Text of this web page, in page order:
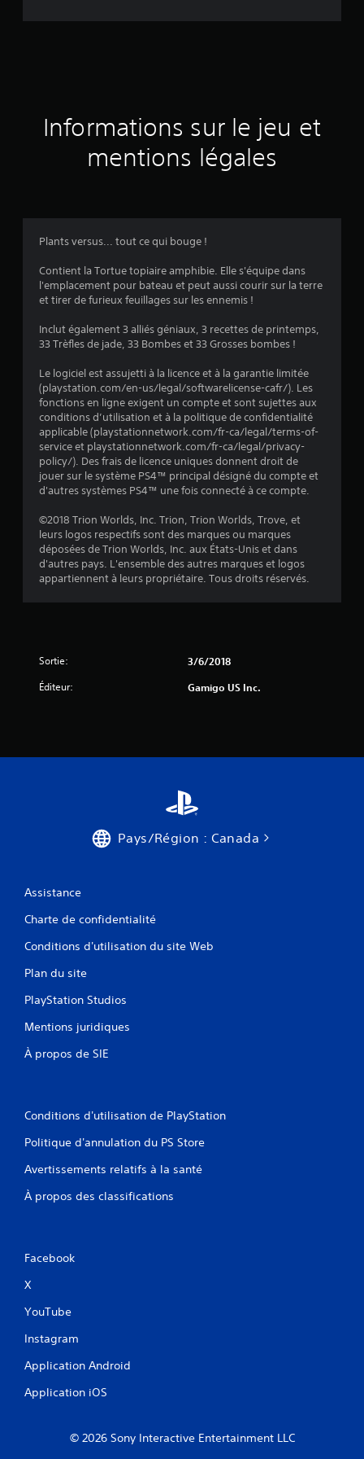
é
u
4
é
a
l
u
a
t
i
o
n
s
Informations sur le jeu et
mentions légales
Plants versus... tout ce qui bouge !
Contient la Tortue topiaire amphibie. Elle s'équipe dans
l'emplacement pour bateau et peut aussi courir sur la terre
et tirer de furieux feuillages sur les ennemis !
Inclut également 3 alliés géniaux, 3 recettes de printemps,
33 Trèfles de jade, 33 Bombes et 33 Grosses bombes !
Le logiciel est assujetti à la licence et à la garantie limitée
(playstation.com/en-us/legal/softwarelicense-cafr/). Les
fonctions en ligne exigent un compte et sont sujettes aux
conditions d’utilisation et à la politique de confidentialité
applicable (playstationnetwork.com/fr-ca/legal/terms-of-
service et playstationnetwork.com/fr-ca/legal/privacy-
policy/). Des frais de licence uniques donnent droit de
jouer sur le système PS4™ principal désigné du compte et
d'autres systèmes PS4™ une fois connecté à ce compte.
©2018 Trion Worlds, Inc. Trion, Trion Worlds, Trove, et
leurs logos respectifs sont des marques ou marques
déposées de Trion Worlds, Inc. aux États-Unis et dans
d'autres pays. L'ensemble des autres marques et logos
appartiennent à leurs propriétaire. Tous droits réservés.
Sortie: 3/6/2018
Éditeur: Gamigo US Inc.
Pays/Région : Canada
Assistance
Charte de confidentialité
Conditions d'utilisation du site Web
Plan du site
PlayStation Studios
Mentions juridiques
À propos de SIE
Conditions d'utilisation de PlayStation
Politique d'annulation du PS Store
Avertissements relatifs à la santé
À propos des classifications
Facebook
X
YouTube
Instagram
Application Android
Application iOS
© 2026 Sony Interactive Entertainment LLC